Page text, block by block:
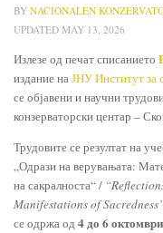
BY NACIONALEN
UPDATED MAY 13, 2026
Излезе од печат списанието
издание наЈНУ Институт за
се објавени и научни
конзерваторски центар –
Трудовите се резултат на
„Одрази на верувањата:
на сакралноста“ /
Manifestations of
се одржа од 4 до 6